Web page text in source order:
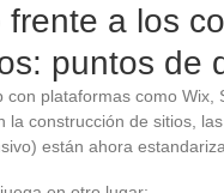
frente a los
puntos de
con plataformas como
la construcción de sitios,
están ahora